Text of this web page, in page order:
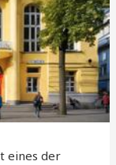
eines der